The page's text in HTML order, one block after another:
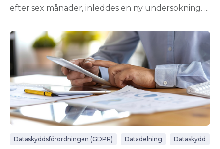
efter sex månader, inleddes en ny undersökning. ...
Dataskyddsförordningen (GDPR) Datadelning Dataskydd